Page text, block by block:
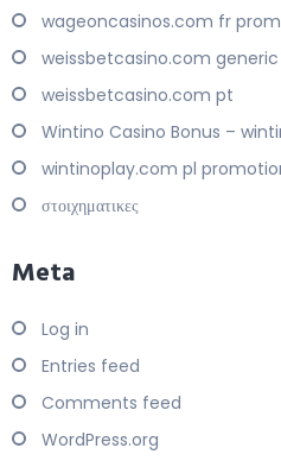
wageoncasinos.com fr
weissbetcasino.com generic
weissbetcasino.com pt
Wintino Casino Bonus –
wintinoplay.com pl
στοιχηματικες
Meta
Log in
Entries feed
Comments feed
WordPress.org